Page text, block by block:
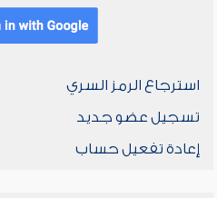
استرجاع الرمز السري
تسجيل عضو جديد
إعادة تفعيل حساب